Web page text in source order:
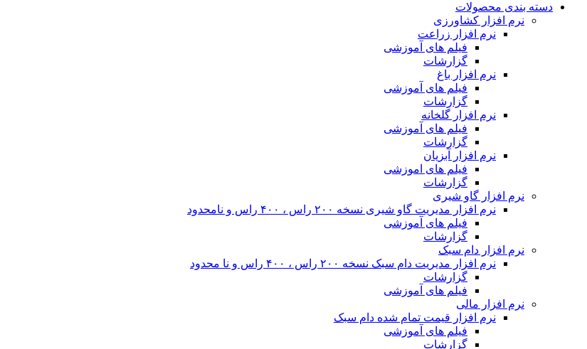
دسته بندی محصولات
نرم افزار کشاورزی
نرم افزار زراعت
فیلم های آموزشی
گزارشات
نرم افزار باغ
فیلم های آموزشی
گزارشات
نرم افزار گلخانه
فیلم های آموزشی
گزارشات
نرم افزار آبزیان
فیلم های اموزشی
گزارشات
نرم افزار گاو شیری
نرم افزار مدیریت گاو شیری نسخه ۲۰۰ راس ، ۴۰۰ راس و نامحدود
فیلم های آموزشی
گزارشات
نرم افزار دام سبک
نرم افزار مدیریت دام سبک نسخه ۲۰۰ راس ، ۴۰۰ راس و نا محدود
گزارشات
فیلم های آموزشی
نرم افزار مالی
نرم افزار قیمت تمام شده دام سبک
فیلم های آموزشی
گزارشات